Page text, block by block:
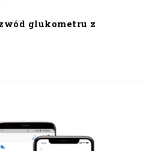
glukometru z